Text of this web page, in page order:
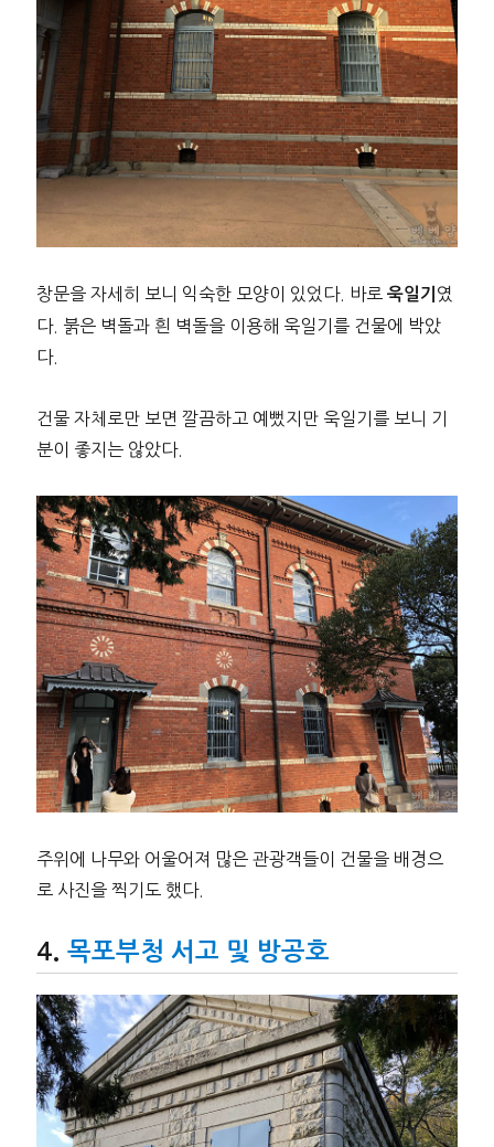
창문을 자세히 보니 익숙한 모양이 있었다. 바로 욱일기 였
다. 붉은 벽돌과 흰 벽돌을 이용해 욱일기를 건물에 박았
다.
건물 자체로만 보면 깔끔하고 예뻤지만 욱일기를 보니 기
분이 좋지는 않았다.
주위에 나무와 어울어져 많은 관광객들이 건물을 배경으
로 사진을 찍기도 했다.
목포부청 서고 및 방공호